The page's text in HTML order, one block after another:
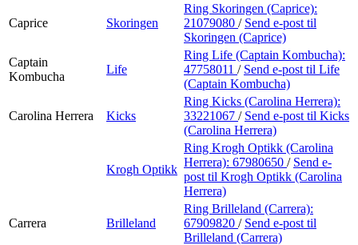
Caprice Skoringen
Ring Skoringen (Caprice):
21079080 / Send e-post til
Skoringen (Caprice)
Captain
Kombucha
Life
Ring Life (Captain Kombucha):
47758011 / Send e-post til Life
(Captain Kombucha)
Carolina Herrera Kicks
Ring Kicks (Carolina Herrera):
33221067 / Send e-post til Kicks
(Carolina Herrera)
Krogh Optikk
Ring Krogh Optikk (Carolina
Herrera): 67980650 / Send e-
post til Krogh Optikk (Carolina
Herrera)
Carrera Brilleland
Ring Brilleland (Carrera):
67909820 / Send e-post til
Brilleland (Carrera)